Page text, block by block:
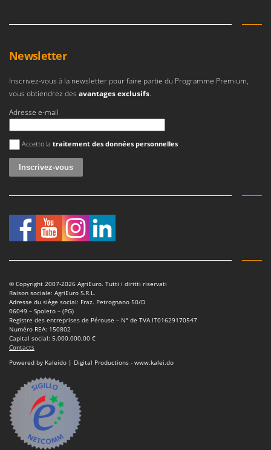
Newsletter
Inscrivez-vous à la newsletter pour faire partie du Programme Premium,
vous obtiendrez des avantages exclusifs.
Adresse e-mail
Une erreur est survenue
Accetto la traitement des données personnelles
© Copyright 2007-2026 AgriEuro. Tutti i diritti riservati
Raison sociale: AgriEuro S.R.L.
Adresse du siège social: Fraz. Petrognano 50/D
06049 – Spoleto – (PG)
Registre des entreprises de Pérouse – N° de TVA IT01629170547
Numéro REA: 150802
Capital social: 5.000.000,00 €
Contacts
Powered by Kaleido | Digital Productions - www.kalei.do